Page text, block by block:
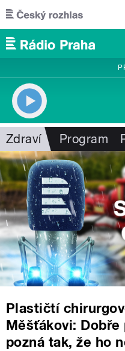
Přejít k hlavnímu obsahu
Zdraví Program
Plastičtí
Měšťákovi: Dobře
pozná tak, že ho